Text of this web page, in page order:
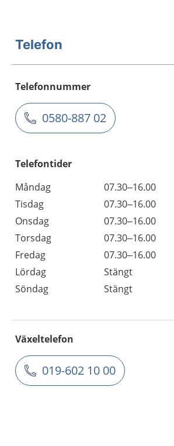
Telefon
Telefonnummer
0580-887 02
Telefontider
Måndag
07.30–16.00
Tisdag
07.30–16.00
Onsdag
07.30–16.00
Torsdag
07.30–16.00
Fredag
07.30–16.00
Lördag
Stängt
Söndag
Stängt
Växeltelefon
019-602 10 00